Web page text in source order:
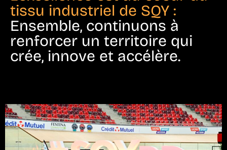
tissu industriel de SQY :
Ensemble, continuons à
renforcer un territoire qui
crée, innove et accélère.